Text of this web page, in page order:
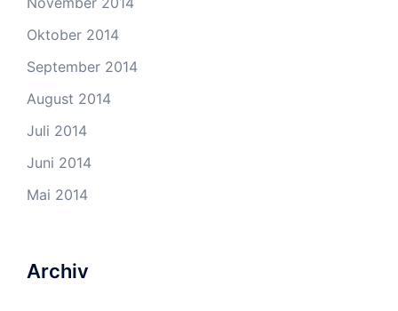
Oktober 2014
September 2014
August 2014
Juli 2014
Juni 2014
Mai 2014
Archiv